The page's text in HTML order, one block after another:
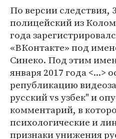
По версии следствия,
полицейский из
года
«ВКонтакте» под
Синеко. Под этим
января 2017 года <...>
републикацию
русский vs узбек" и
комментарий, в
психологические и
признаки унижения